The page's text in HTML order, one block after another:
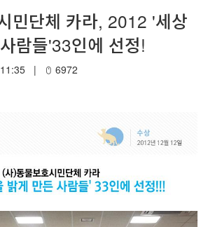
민단체 카라, 2012 '세상
람들'33인에 선정!
| 6972